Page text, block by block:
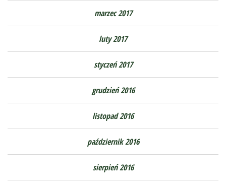
marzec 2017
luty 2017
styczeń 2017
grudzień 2016
listopad 2016
październik 2016
sierpień 2016